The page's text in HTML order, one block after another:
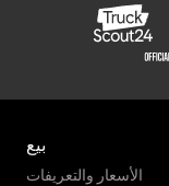
بيع
الأسعار والتعريفات